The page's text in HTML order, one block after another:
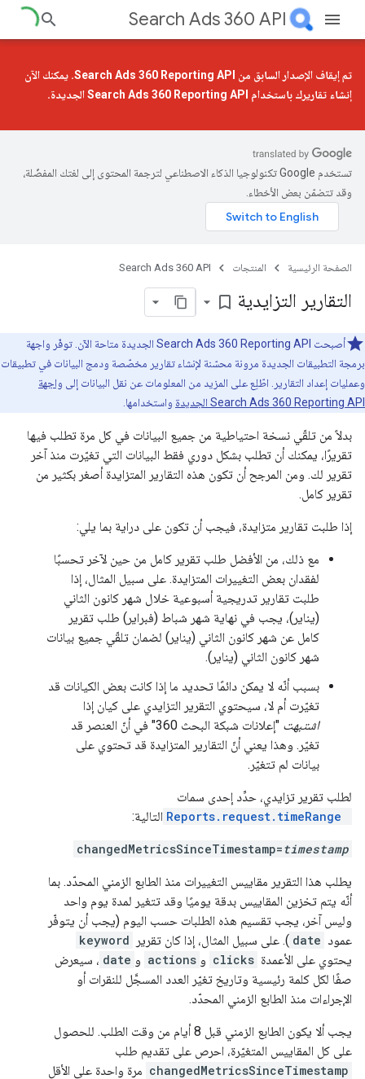
Search Ads 360 API
تم إيقاف الإصدار السابق من Search Ads 360 Reporting API. يمكنك الآن
إنشاء تقاريرك باستخدام Search Ads 360 Reporting API الجديدة .
تستخدم Google تكنولوجيا الذكاء الاصطناعي لترجمة المحتوى إلى لغتك المفضّلة،
وقد تتضمّن بعض الأخطاء.
الصفحة الرئيسية المنتجات Search Ads 360 API
التقارير التزايدية bookmark_border
أصبحت Search Ads 360 Reporting API الجديدة متاحة الآن. توفّر واجهة
برمجة التطبيقات الجديدة مرونة محسّنة لإنشاء تقارير مخصّصة ودمج البيانات في تطبيقات
وعمليات إعداد التقارير. اطّلِع على المزيد من المعلومات عن نقل البيانات إلى واجهة
Search Ads 360 Reporting API الجديدة
واستخدامها.
بدلاً من تلقّي نسخة احتياطية من جميع البيانات في كل مرة تطلب فيها
تقريرًا، يمكنك أن تطلب بشكل دوري فقط البيانات التي تغيّرت منذ آخر
تقرير لك. ومن المرجح أن تكون هذه التقارير المتزايدة أصغر بكثير من
تقرير كامل.
إذا طلبت تقارير متزايدة، فيجب أن تكون على دراية بما يلي:
مع ذلك، من الأفضل طلب تقرير كامل من حين لآخر تحسبًا
لفقدان بعض التغييرات المتزايدة. على سبيل المثال، إذا
طلبت تقارير تدريجية أسبوعية خلال شهر كانون الثاني
(يناير)، يجب في نهاية شهر شباط (فبراير) طلب تقرير
كامل عن شهر كانون الثاني (يناير) لضمان تلقّي جميع بيانات
شهر كانون الثاني (يناير).
بسبب أنّه لا يمكن دائمًا تحديد ما إذا كانت بعض الكيانات قد
تغيّرت أم لا، سيحتوي التقرير التزايدي على كيان إذا
اشتبهت
"إعلانات شبكة البحث 360" في أنّ العنصر قد
تغيّر. وهذا يعني أنّ التقارير المتزايدة قد تحتوي على
بيانات لم تتغيّر.
لطلب تقرير تزايدي، حدِّد إحدى سمات
Reports.request.timeRange التالية:
changedMetricsSinceTimestamp=timestamp
يطلب هذا التقرير مقاييس التغييرات منذ الطابع الزمني المحدّد. بما
أنّه يتم تخزين المقاييس بدقة يوميًا وقد تتغير لمدة يوم واحد
وليس آخر، يجب تقسيم هذه الطلبات حسب اليوم (يجب أن يتوفّر
عمود date ). على سبيل المثال، إذا كان تقرير
keyword
يحتوي على الأعمدة clicks و actions و date ، سيعرض
صفًا لكل كلمة رئيسية وتاريخ تغيّر العدد المسجَّل للنقرات أو
الإجراءات منذ الطابع الزمني المحدّد.
يجب ألا يكون الطابع الزمني قبل 8 أيام من وقت الطلب. للحصول
على كل المقاييس المتغيّرة، احرص على تقديم طلب
changedMetricsSinceTimestamp مرة واحدة على الأقل